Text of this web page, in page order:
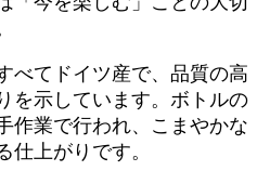
べてドイツ産で、品質の高
を示しています。ボトルの
作業で行われ、こまやかな
仕上がりです。